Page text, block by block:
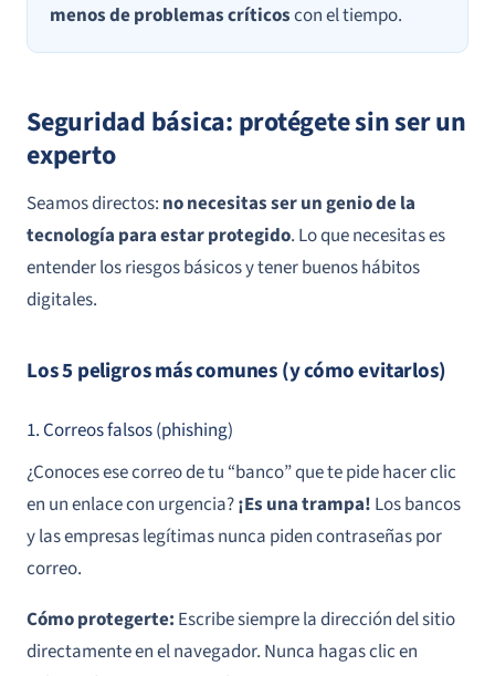
menos de problemas críticoscon el tiempo.
Seguridad básica: protégete sin ser un
experto
Seamos directos: no necesitas ser un genio de la
tecnología para estar protegido. Lo que necesitas es
entender los riesgos básicos y tener buenos hábitos
digitales.
Los 5 peligros más comunes (y cómo evitarlos)
1. Correos falsos (phishing)
¿Conoces ese correo de tu “banco” que te pide hacer clic
en un enlace con urgencia?¡Es una trampa! Los bancos
y las empresas legítimas nunca piden contraseñas por
correo.
Cómo protegerte: Escribe siempre la dirección del sitio
directamente en el navegador. Nunca hagas clic en